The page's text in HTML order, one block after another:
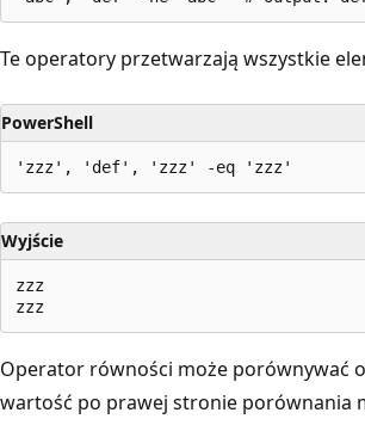
Te operatory przetwarzają wszystkie
PowerShell
Wyjście
zzz
Operator równości może porównywać
wartość po prawej stronie porównania